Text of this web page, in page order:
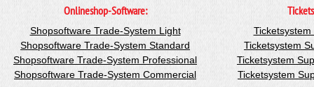
Onlineshop-Software:
Shopsoftware Trade-System Light
Shopsoftware Trade-System Standard
Shopsoftware Trade-System Professional
Shopsoftware Trade-System Commercial
Ticketsystem
Ticketsystem
Ticketsystem